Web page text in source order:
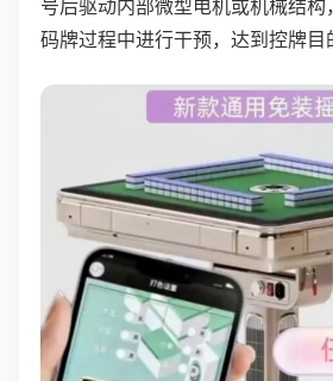
号后驱动内部微型电机或机械结构
码牌过程中进行干预，达到控牌目